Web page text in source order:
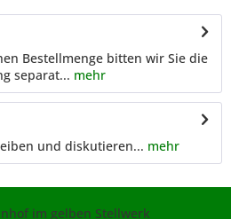
Bestellmenge bitten wir Sie die
separat... mehr
und diskutieren... mehr
im gelben Stellwerk